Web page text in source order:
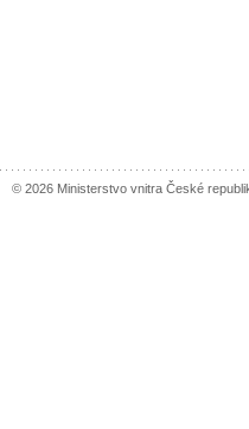
© 2026 Ministerstvo vnitra České